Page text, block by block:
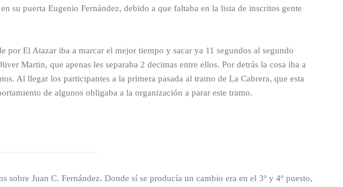
su puerta Eugenio Fernández, debido a que faltaba en la lista de inscritos gente
El Atazar iba a marcar el mejor tiempo y sacar ya 11 segundos al segundo
Martin, que apenas les separaba 2 decimas entre ellos. Por detrás la cosa iba a
Al llegar los participantes a la primera pasada al tramo de La Cabrera, que esta
de algunos obligaba a la organización a parar este tramo.
Juan C. Fernández. Donde sí se producía un cambio era en el 3º y 4º puesto,